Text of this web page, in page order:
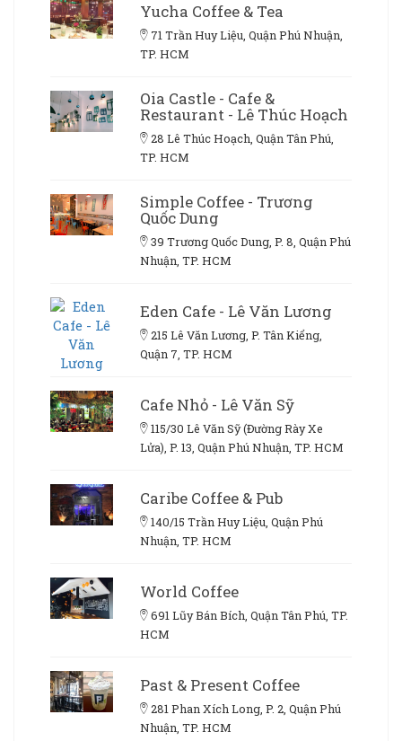
Yucha Coffee & Tea
71 Trần Huy Liệu, Quận Phú Nhuận,
TP. HCM
Oia Castle - Cafe &
Restaurant - Lê Thúc Hoạch
28 Lê Thúc Hoạch, Quận Tân Phú,
TP. HCM
Simple Coffee - Trương
Quốc Dung
39 Trương Quốc Dung, P. 8, Quận Phú
Nhuận, TP. HCM
Eden Cafe - Lê Văn Lương
215 Lê Văn Lương, P. Tân Kiểng,
Quận 7, TP. HCM
Cafe Nhỏ - Lê Văn Sỹ
115/30 Lê Văn Sỹ (Đường Rày Xe
Lửa), P. 13, Quận Phú Nhuận, TP. HCM
Caribe Coffee & Pub
140/15 Trần Huy Liệu, Quận Phú
Nhuận, TP. HCM
World Coffee
691 Lũy Bán Bích, Quận Tân Phú, TP.
HCM
Past & Present Coffee
281 Phan Xích Long, P. 2, Quận Phú
Nhuận, TP. HCM